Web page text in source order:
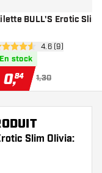
liste de souhaits
BULL'S Erotic Slim
ouvrir le
étoiles de notation
4.6 (9)
En stock
0,84 1,30
Slim Olivia: